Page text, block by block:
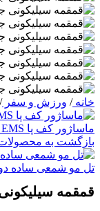
خانه/ ورزش و سفر/
ماساژور کف پا EMS
بازگشت به
تل مو شمعی ساده
قمقمه